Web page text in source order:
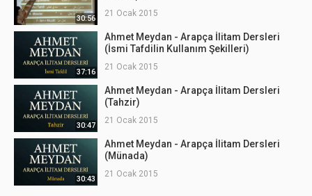
30:56
21 Ocak 2015
37:16
Ahmet Meydan - Arapça İlitam Dersleri
(İsmi Tafdilin Kullanım Şekilleri)
21 Ocak 2015
30:47
Ahmet Meydan - Arapça İlitam Dersleri
(Tahzir)
21 Ocak 2015
30:43
Ahmet Meydan - Arapça İlitam Dersleri
(Münada)
21 Ocak 2015